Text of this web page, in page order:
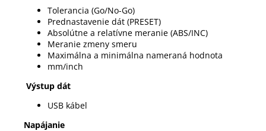
Tolerancia (Go/No-Go)
Prednastavenie dát (PRESET)
Absolútne a relatívne meranie (ABS/INC)
Meranie zmeny smeru
Maximálna a minimálna nameraná hodnota
mm/inch
Výstup dát
USB kábel
Napájanie